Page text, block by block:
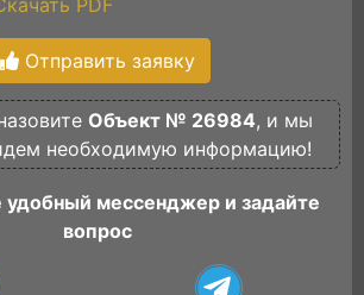
PDF
Отправить заявку
Объект № 26984, и мы
необходимую информацию!
удобный мессенджер и задайте
вопрос